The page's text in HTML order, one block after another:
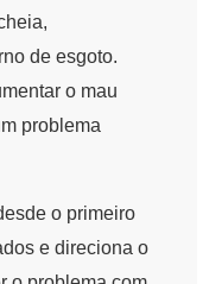
de esgoto.
o mau
problema
o primeiro
e direciona o